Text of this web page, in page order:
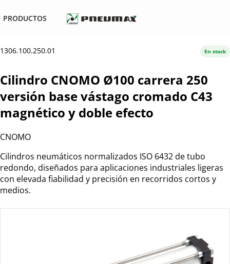
PRODUCTOS
1306.100.250.01
Cilindro CNOMO Ø100 carrera 250
versión base vástago cromado C43
magnético y doble efecto
CNOMO
Cilindros neumáticos normalizados ISO 6432 de tubo
redondo, diseñados para aplicaciones industriales ligeras
con elevada fiabilidad y precisión en recorridos cortos y
medios.
En stock